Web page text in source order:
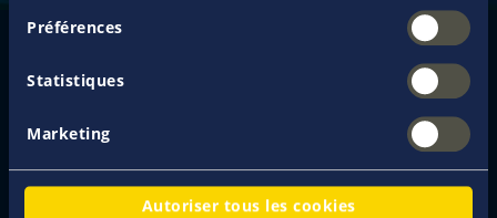
Préférences
Statistiques
Marketing
Autoriser tous les cookies
Nous contacter